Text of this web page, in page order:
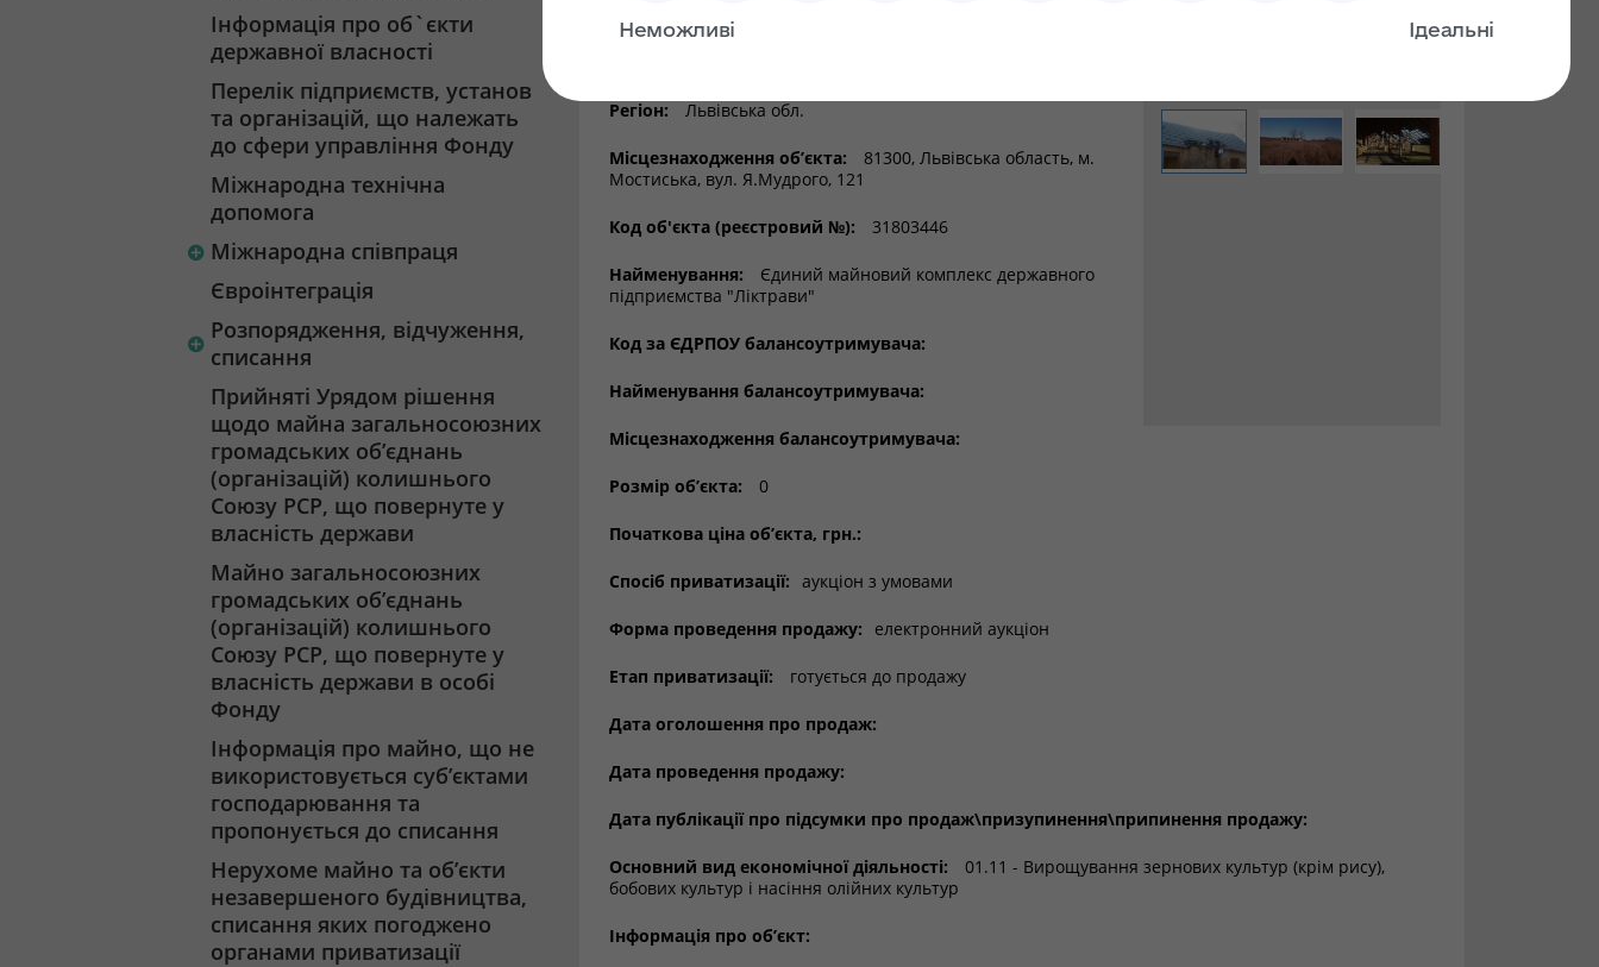
Інформація про об`єкти
державної власності
Перелік підприємств, установ
та організацій, що належать
до сфери управління Фонду
Міжнародна технічна
допомога
Міжнародна співпраця
Євроінтеграція
Розпорядження, відчуження,
списання
Прийняті Урядом рішення
щодо майна загальносоюзних
громадських об’єднань
(організацій) колишнього
Союзу РСР, що повернуте у
власність держави
Майно загальносоюзних
громадських об’єднань
(організацій) колишнього
Союзу РСР, що повернуте у
власність держави в особі
Фонду
Інформація про майно, що не
використовується суб’єктами
господарювання та
пропонується до списання
Нерухоме майно та об’єкти
незавершеного будівництва,
списання яких погоджено
органами приватизації
підприємств, їх структурних підрозділів, у тому числі єдині
майнові комплекси та їх структурні підрозділи, що передані в
Регіон: Львівська обл.
Місцезнаходження об’єкта:
81300, Львівська область, м.
Мостиська, вул. Я.Мудрого, 121
Код об'єкта (реєстровий №): 31803446
Найменування:
Єдиний майновий комплекс державного
підприємства "Ліктрави"
Код за ЄДРПОУ балансоутримувача:
Найменування балансоутримувача:
Місцезнаходження балансоутримувача:
Розмір об’єкта: 0
Початкова ціна об’єкта, грн.:
Спосіб приватизації: аукціон з умовами
Форма проведення продажу: електронний аукціон
Етап приватизації: готується до продажу
Дата оголошення про продаж:
Дата проведення продажу:
Дата публікації про підсумки про продаж\призупинення\припинення продажу:
Основний вид економічної діяльності:
01.11 - Вирощування зернових культур (крім рису),
бобових культур і насіння олійних культур
Інформація про об’єкт: